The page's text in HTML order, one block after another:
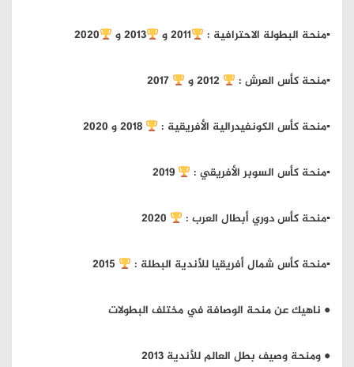
▪︎منحة البطولة الاحترافية : 2011 و 2013 و 2020
▪︎منحة كأس العرش :
▪︎منحة كأس الكونفيدرالية الأفريقية :
▪︎منحة كأس السوبر الأفريقي :
▪︎منحة كأس دوري أبطال العرب :
▪︎منحة كأس شمال أفريقيا للأندية البطلة :
● ناهيك عن منحة الوصافة في مختلف البطولات
● ومنحة وصيف بطل العالم للأندية 2013